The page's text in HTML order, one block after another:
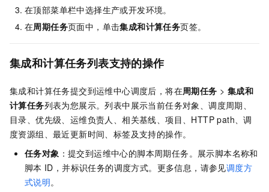
在顶部菜单栏中选择生产或开发环境。
在周期任务页面中，单击集成和计算任务页签。
集成和计算任务列表支持的操作
集成和计算任务提交到运维中心调度后，将在周期任务 > 集成和
计算任务列表为您展示。列表中展示当前任务对象、调度周期、
目录、优先级、运维负责人、相关基线、项目、 HTTP path、调
度资源组、最近更新时间、标签及支持的操作。
任务对象 ：提交到运维中心的脚本周期任务。展示脚本名称和
脚本 ID，并标识任务的调度方式。更多信息，请参见调度方
式说明。